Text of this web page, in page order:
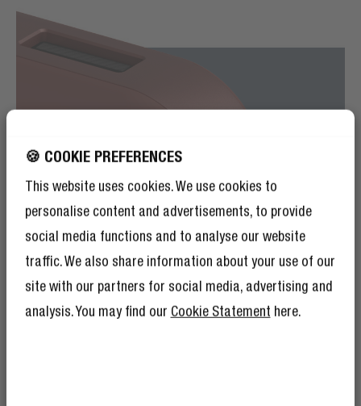
🍪 COOKIE PREFERENCES
This website uses cookies. We use cookies to
personalise content and advertisements, to provide
social media functions and to analyse our website
traffic. We also share information about your use of our
site with our partners for social media, advertising and
analysis. You may find our Cookie Statement here.